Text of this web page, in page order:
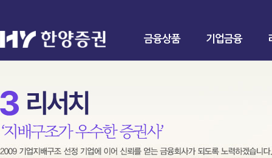
금융상품 기업금융